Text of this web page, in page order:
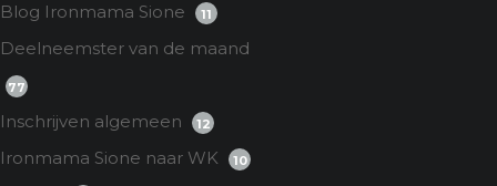
Blog Ironmama Sione 11
Deelneemster van de maand
77
Inschrijven algemeen 12
Ironmama Sione naar WK 10